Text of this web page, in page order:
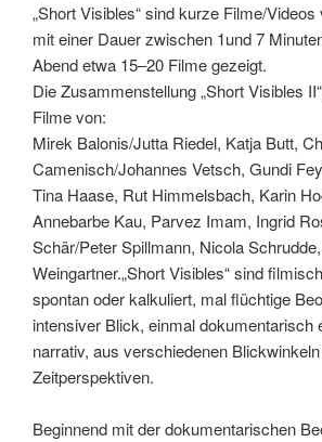
„Short Visibles“ sind kurze Filme/
mit einer Dauer zwischen 1und 7
Abend etwa 15‒20 Filme gezeigt.
Die Zusammenstellung „Short Visibles
Filme von:
Mirek Balonis/Jutta Riedel, Katja Butt,
Camenisch/Johannes Vetsch, Gundi
Tina Haase, Rut Himmelsbach, Karin
Annebarbe Kau, Parvez Imam, Ingrid
Schär/Peter Spillmann, Nicola
Weingartner.„Short Visibles“ sind
spontan oder kalkuliert, mal flüchtige
intensiver Blick, einmal dokumentarisch
narrativ, aus verschiedenen
Zeitperspektiven.
Beginnend mit der dokumentarischen